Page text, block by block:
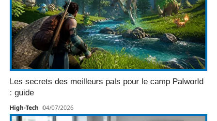
Les secrets des meilleurs pals pour le camp Palworld
: guide
High-Tech 04/07/2026